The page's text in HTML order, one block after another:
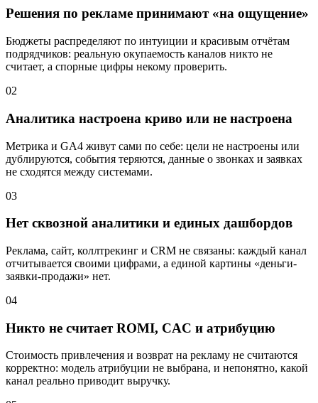
Решения по рекламе принимают «на ощущение»
Бюджеты распределяют по интуиции и красивым отчётам
подрядчиков: реальную окупаемость каналов никто не
считает, а спорные цифры некому проверить.
02
Аналитика настроена криво или не настроена
Метрика и GA4 живут сами по себе: цели не настроены или
дублируются, события теряются, данные о звонках и заявках
не сходятся между системами.
03
Нет сквозной аналитики и единых дашбордов
Реклама, сайт, коллтрекинг и CRM не связаны: каждый канал
отчитывается своими цифрами, а единой картины «деньги-
заявки-продажи» нет.
04
Никто не считает ROMI, CAC и атрибуцию
Стоимость привлечения и возврат на рекламу не считаются
корректно: модель атрибуции не выбрана, и непонятно, какой
канал реально приводит выручку.